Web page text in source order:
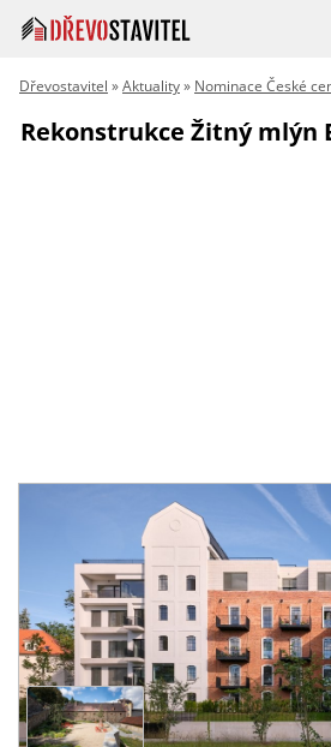
Dřevostavitel »Aktuality» Nominace České
Rekonstrukce Žitný mlýn